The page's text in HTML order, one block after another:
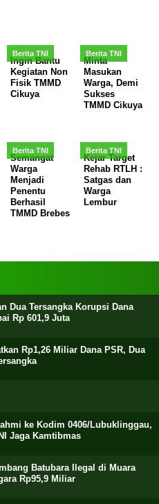
Berita TNI
Ingin Bantu
Kegiatan Non
Fisik TMMD
Cikuya
Berita TNI
Minta
Masukan
Warga, Demi
Sukses
TMMD Cikuya
Berita TNI
Semangat
Warga
Menjadi
Penentu
Berhasil
TMMD Brebes
Berita TNI
Kejar Target
Rehab RTLH :
Satgas dan
Warga
Lembur
Dua Tersangka Korupsi Dana
Rp 601,9 Juta
Rp1,26 Miliar Dana PSR, Dua
ke Kodim 0406/Lubuklinggau,
Jaga Kamtibmas
Batubara Ilegal di Muara
Rp95,9 Miliar